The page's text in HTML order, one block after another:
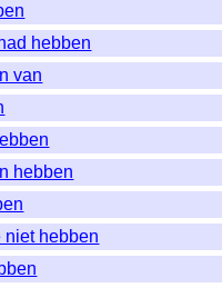
hebben
van
hebben
hebben